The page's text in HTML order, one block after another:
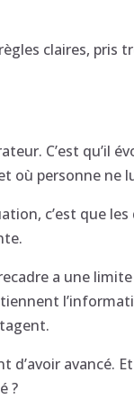
claires, pris
C’est
où personne
c’est que
a une
d’avoir avancé.
?